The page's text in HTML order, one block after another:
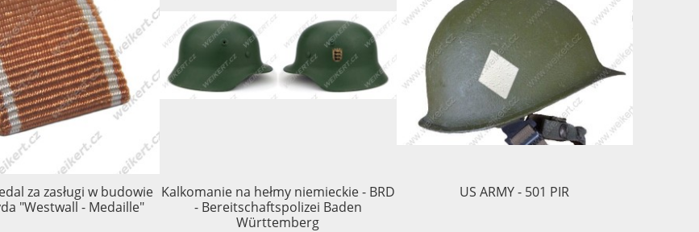
za zasługi w budowie
"Westwall - Medaille"
Kalkomanie na hełmy niemieckie - BRD
- Bereitschaftspolizei Baden
Württemberg
US ARMY - 501 PIR